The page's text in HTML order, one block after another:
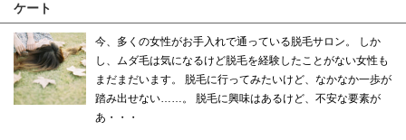
ケート
今、多くの女性がお手入れで通っている脱毛サロン。 しか
し、ムダ毛は気になるけど脱毛を経験したことがない女性も
まだまだいます。 脱毛に行ってみたいけど、なかなか一歩が
踏み出せない……。 脱毛に興味はあるけど、不安な要素が
あ・・・